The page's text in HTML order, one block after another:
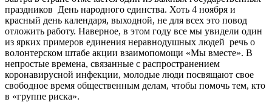
праздников ­ День народного единства. Хоть 4 ноября и
красный день календаря, выходной, не для всех это повод
отложить работу. Наверное, в этом году все мы увидели один
из ярких примеров единения неравнодушных людей ­ речь о
волонтерском штабе акции взаимопомощи «Мы вместе». В
непростые времена, связанные с распространением
коронавирусной инфекции, молодые люди посвящают свое
свободное время общественным делам, чтобы помочь тем, кто
в «группе риска».